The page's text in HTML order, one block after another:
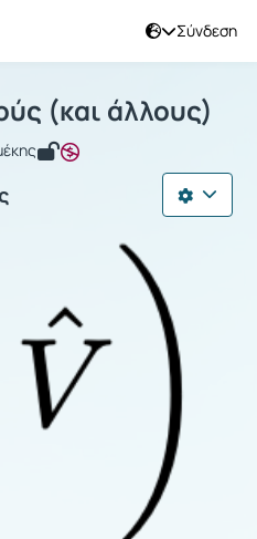
Σύνδεση
Φυσικούς (και
(και άλλους)